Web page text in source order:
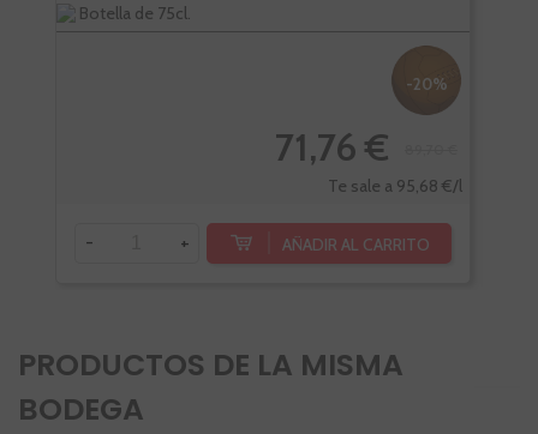
Botella de 75cl.
-20%
71,76 €
Te sale a 95,68 €/l
- + AÑADIR AL CARRITO
PRODUCTOS DE LA MISMA
BODEGA